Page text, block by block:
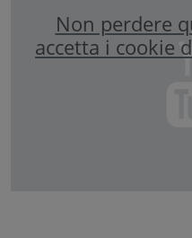
Non perdere
accetta i cookie